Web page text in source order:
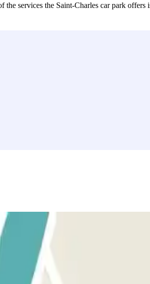
services the Saint-Charles car park offers
een willekeurige vrije plaats. Ga naar de